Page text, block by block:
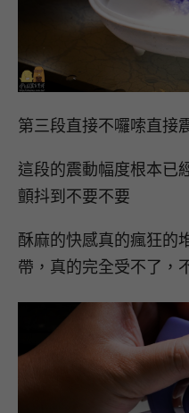
第三段直接不囉嗦直接
這段的震動幅度根本已
顫抖到不要不要
酥麻的快感真的瘋狂的
帶，真的完全受不了，